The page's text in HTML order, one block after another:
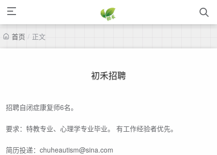
首页 / 正文
初禾招聘
招聘自闭症康复师6名。
要求：特教专业、心理学专业毕业。 有工作经验者优先。
简历投递：chuheautism@sina.com